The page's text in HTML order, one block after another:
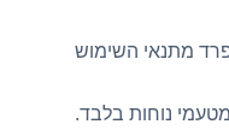
מתנאי השימוש
נוחות בלבד.